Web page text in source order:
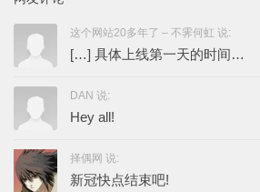
这个网站20多年了 – 不霁何虹 说:
[…] 具体上线第一天的时间…
DAN 说:
Hey all!
择偶网 说:
新冠快点结束吧!